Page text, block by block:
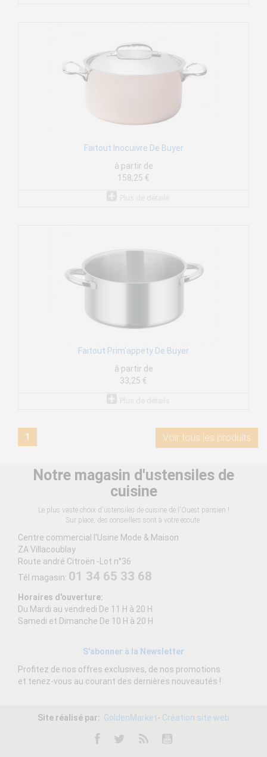
Faitout Inocuivre De Buyer
à partir de
158,25 €
Faitout Prim'appety De Buyer
à partir de
33,25 €
1 Voir tous les produits
Notre magasin d'ustensiles de
cuisine
Le plus vaste choix d'ustensiles de cuisine de l'Ouest parisien !
Sur place, des conseillers sont à votre écoute.
Centre commercial l'Usine Mode & Maison
ZA Villacoublay
Route andré Citroën -Lot n°36
Tél magasin: 01 34 65 33 68
Horaires d'ouverture:
Du Mardi au vendredi De 11 H à 20 H
Samedi et Dimanche De 10 H à 20 H
S'abonner à la Newsletter
Profitez de nos offres exclusives, de nos promotions
et tenez-vous au courant des dernières nouveautés !
Site réalisé par: GoldenMarket- Création site web